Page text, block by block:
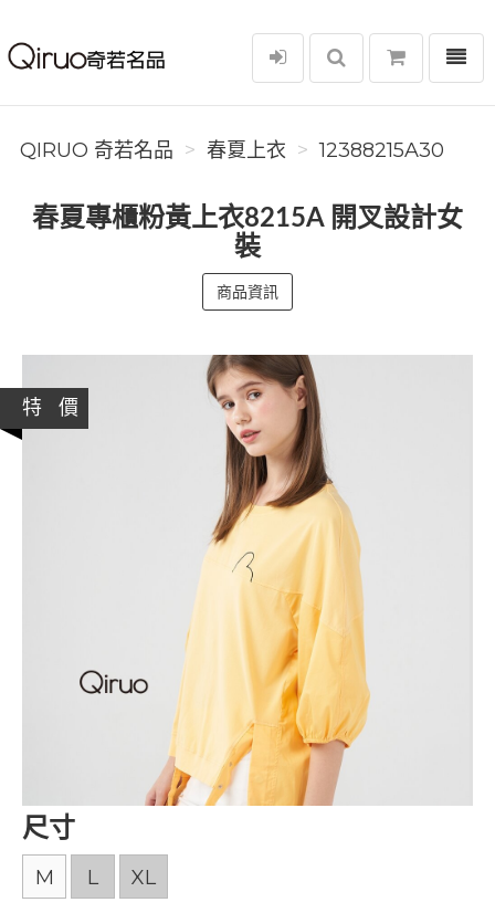
Qiruo 奇若名品
選單
QIRUO 奇若名品 春夏上衣 12388215A30
春夏專櫃粉黃上衣8215A 開叉設計女
裝
商品資訊
特 價
尺寸
M L XL